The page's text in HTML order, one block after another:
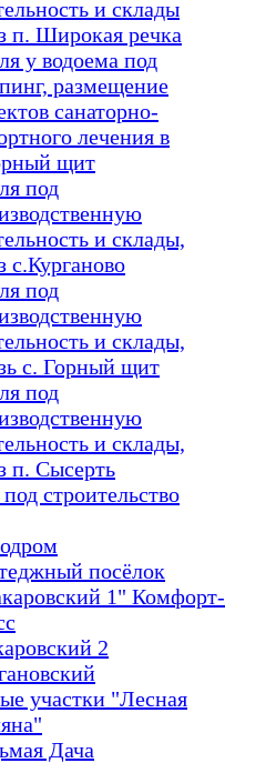
и склады
п. Широкая речка
у водоема под
размещение
санаторно-
лечения в
щит
под
и склады,
с.Курганово
под
и склады,
с. Горный щит
под
и склады,
п. Сысерть
строительство
посёлок
1" Комфорт-
2
участки "Лесная
Дача